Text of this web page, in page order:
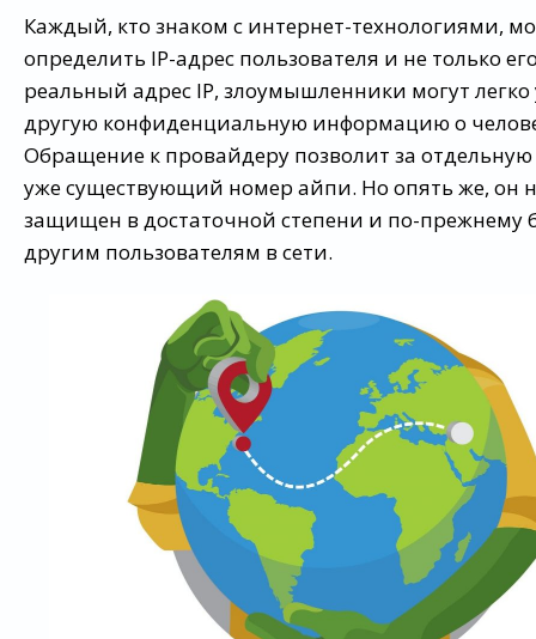
Каждый, кто знаком с интернет-технологиями,
определить IP-адрес пользователя и не только
реальный адрес IP, злоумышленники могут легко
другую конфиденциальную информацию о
Обращение к провайдеру позволит за
уже существующий номер айпи. Но опять же, он
защищен в достаточной степени и по-прежнему
другим пользователям в сети.